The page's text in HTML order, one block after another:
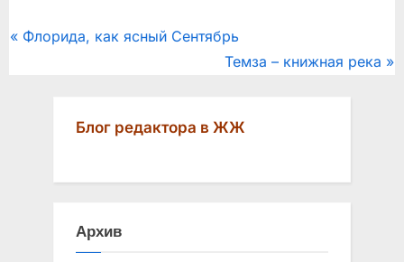
Post
P
Флорида, как ясный Сентябрь
N
t
o
Темза – книжная река
Блог редактора в ЖЖ
Архив